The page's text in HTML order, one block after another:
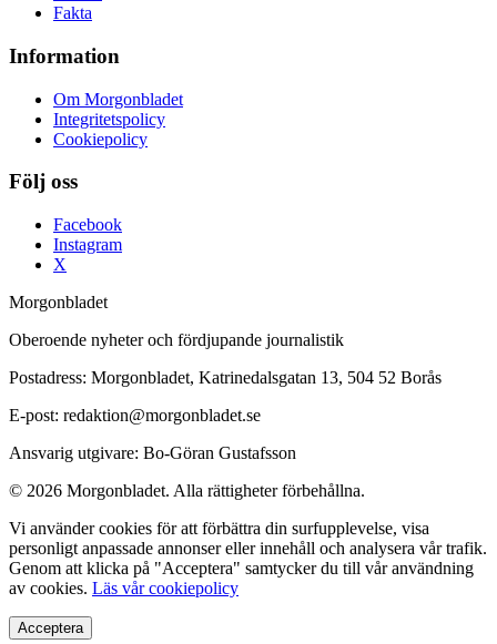
Fakta
Information
Om Morgonbladet
Integritetspolicy
Cookiepolicy
Följ oss
Facebook
Instagram
X
Morgonbladet
Oberoende nyheter och fördjupande journalistik
Postadress: Morgonbladet, Katrinedalsgatan 13, 504 52 Borås
E-post: redaktion@morgonbladet.se
Ansvarig utgivare: Bo-Göran Gustafsson
© 2026 Morgonbladet. Alla rättigheter förbehållna.
Vi använder cookies för att förbättra din surfupplevelse, visa
personligt anpassade annonser eller innehåll och analysera vår trafik.
Genom att klicka på "Acceptera" samtycker du till vår användning
av cookies. Läs vår cookiepolicy
Acceptera